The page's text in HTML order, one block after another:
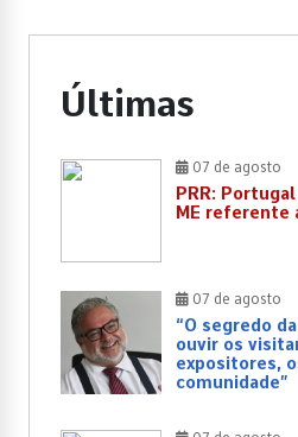
Últimas
07 de agosto
PRR:
ME referente
07 de agosto
“O segredo
ouvir os
expositores,
comunidade”